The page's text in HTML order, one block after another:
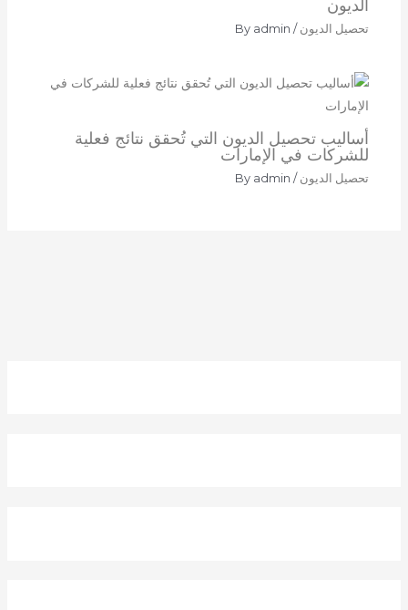
الديون
تحصيل الديون / By
admin
أساليب تحصيل الديون التي تُحقق نتائج فعلية
للشركات في الإمارات
تحصيل الديون / By
admin